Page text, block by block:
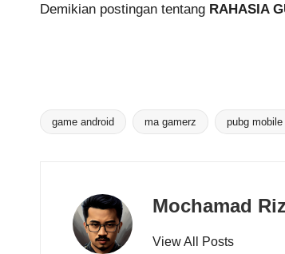
Demikian postingan tentang RAHASIA
Tags:
game android ma gamerz pubg
Mochamad
View All Posts